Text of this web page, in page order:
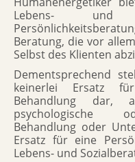
Lebens- und
Beratung, die vor
Selbst des Klienten
Dementsprechend
keinerlei Ersatz
Behandlung dar,
psychologische
Behandlung oder
Ersatz für eine
Lebens- und